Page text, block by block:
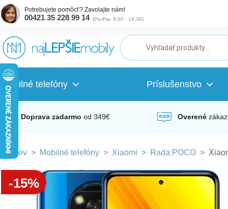
Potrebujete pomôcť? Zavolajte nám!
00421 35 228 99 14 (Po-Pia: 9:00 - 14:30)
Mobilné telefóny Príslušenstvo
Doprava zadarmo od 349€ Overené
Domov > Mobilné telefóny > Xiaomi > Rada POCO >
-15%